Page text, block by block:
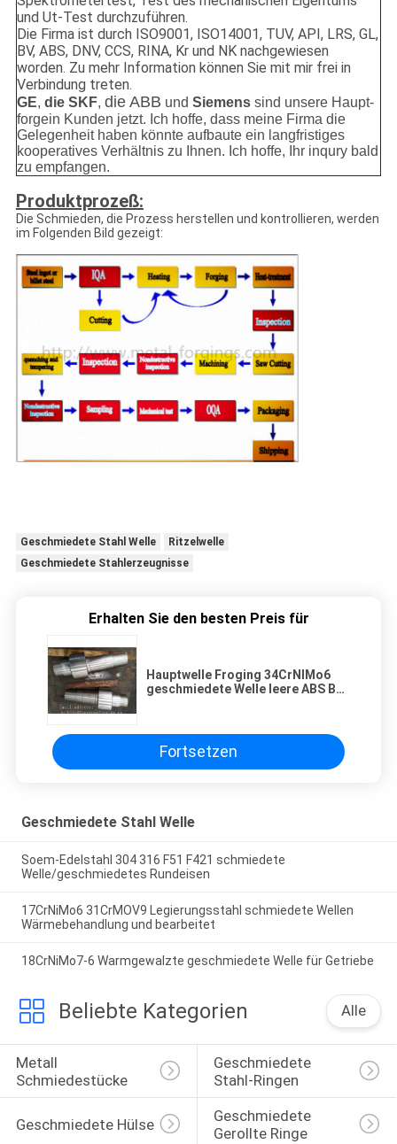
und Ut-Test durchzuführen.
Die Firma ist durch ISO9001, ISO14001, TUV, API, LRS, GL,
BV, ABS, DNV, CCS, RINA, Kr und NK nachgewiesen
worden. Zu mehr Information können Sie mit mir frei in
Verbindung treten.
GE, die SKF, die ABB und Siemenssind unsere Haupt-
forgein Kunden jetzt. Ich hoffe, dass meine Firma die
Gelegenheit haben könnte aufbaute ein langfristiges
kooperatives Verhältnis zu Ihnen. Ich hoffe, Ihr inqury bald
zu empfangen.
Produktprozeß:
Die Schmieden, die Prozess herstellen und kontrollieren, werden
im Folgenden Bild gezeigt:
Geschmiedete Stahl Welle
Ritzelwelle
Geschmiedete Stahlerzeugnisse
Erhalten Sie den besten Preis für
Hauptwelle Froging 34CrNIMo6
geschmiedete Welle leere ABS BV
Fortsetzen
Geschmiedete Stahl Welle
Soem-Edelstahl 304 316 F51 F421 schmiedete
Welle/geschmiedetes Rundeisen
17CrNiMo6 31CrMOV9 Legierungsstahl schmiedete Wellen
Wärmebehandlung und bearbeitet
18CrNiMo7-6 Warmgewalzte geschmiedete Welle für Getriebe
Beliebte Kategorien Alle
Metall
Schmiedestücke
Geschmiedete
Stahl-Ringen
Geschmiedete Hülse
Geschmiedete
Gerollte Ringe